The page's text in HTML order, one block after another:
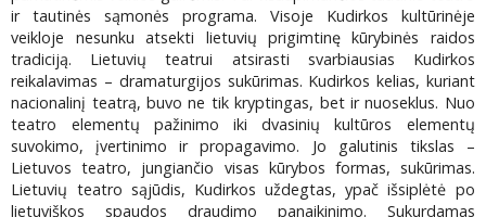
ir tautinės sąmonės programa. Visoje Kudirkos kultūrinėje
veikloje nesunku atsekti lietuvių prigimtinę kūrybinės raidos
tradiciją. Lietuvių teatrui atsirasti svarbiausias Kudirkos
reikalavimas – dramaturgijos sukūrimas. Kudirkos kelias, kuriant
nacionalinį teatrą, buvo ne tik kryptingas, bet ir nuoseklus. Nuo
teatro elementų pažinimo iki dvasinių kultūros elementų
suvokimo, įvertinimo ir propagavimo. Jo galutinis tikslas –
Lietuvos teatro, jungiančio visas kūrybos formas, sukūrimas.
Lietuvių teatro sąjūdis, Kudirkos uždegtas, ypač išsiplėtė po
lietuviškos spaudos draudimo panaikinimo. Sukurdamas